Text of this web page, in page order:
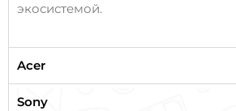
экосистемой.
Acer
Sony